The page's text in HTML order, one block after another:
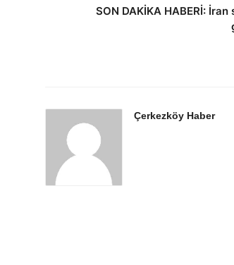
SON DAKİKA HABERİ: İran
Çerkezköy Haber